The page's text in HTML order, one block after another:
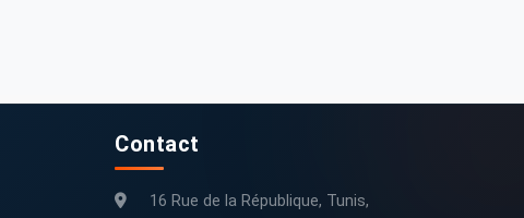
Contact
16 Rue de la République, Tunis,